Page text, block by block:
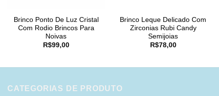
Brinco Ponto De Luz Cristal
Com Rodio Brincos Para
Noivas
R$99,00
Brinco Leque Delicado Com
Zirconias Rubi Candy
Semijoias
R$78,00
CATEGORIAS DE PRODUTO